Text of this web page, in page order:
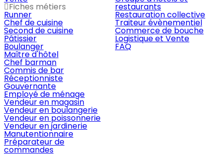
Fiches métiers
Runner
Chef de cuisine
Second de cuisine
Pâtissier
Boulanger
Maître d'hôtel
Chef barman
Commis de bar
Réceptionniste
Gouvernante
Employé de ménage
Vendeur en magasin
Vendeur en boulangerie
Vendeur en poissonnerie
Vendeur en jardinerie
Manutentionnaire
Préparateur de
commandes
restaurants
Restauration collective
Traiteur évènementiel
Commerce de bouche
Logistique et Vente
FAQ